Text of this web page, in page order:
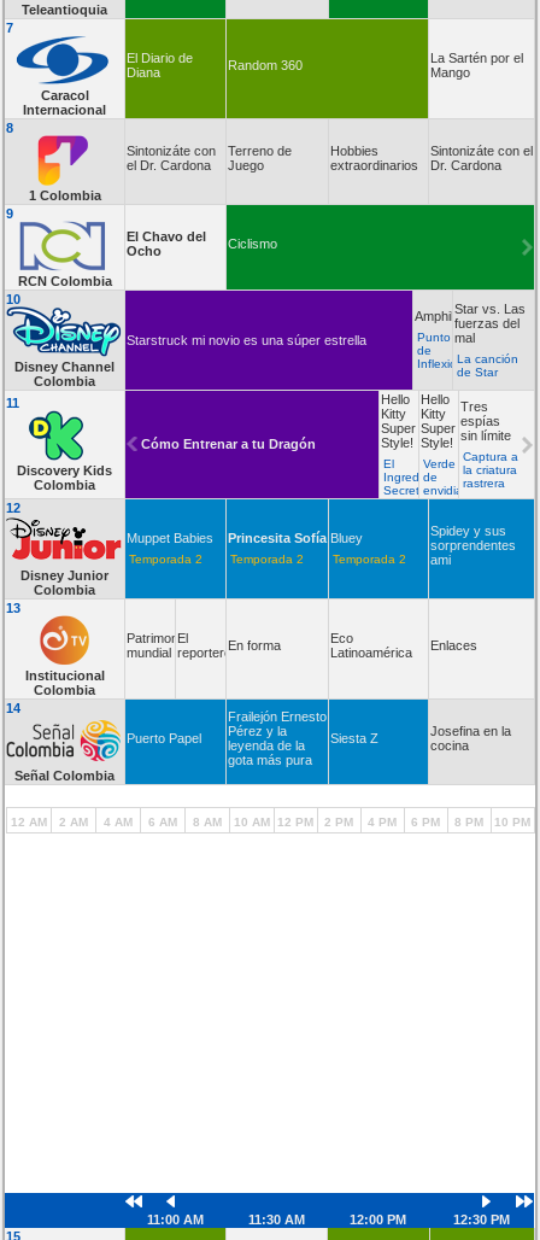
Teleantioquia
7
Caracol
Internacional
El Diario de
Diana
Random 360
La Sartén por el
Mango
8
1 Colombia
Sintonizáte con
el Dr. Cardona
Terreno de
Juego
Hobbies
extraordinarios
Sintonizáte con el
Dr. Cardona
9
RCN Colombia
El Chavo del
Ocho
Ciclismo
10
Disney Channel
Colombia
Starstruck mi novio es una súper estrella
Amphibia
Punto
de
Inflexión
Star vs. Las
fuerzas del
mal
La canción
de Star
11
Discovery Kids
Colombia
Cómo Entrenar a tu Dragón
Hello
Kitty
Super
Style!
El
Ingrediente
Secreto
Hello
Kitty
Super
Style!
Verde
de
envidia
Tres
espías
sin límite
Captura a
la criatura
rastrera
12
Disney Junior
Colombia
Muppet Babies
Temporada 2
Princesita Sofía
Temporada 2
Bluey
Temporada 2
Spidey y sus
sorprendentes
ami
13
Institucional
Colombia
Patrimonio
mundial
El
reporteroEn forma
Eco
Latinoamérica
Enlaces
14
Señal Colombia
Puerto Papel
Frailejón Ernesto
Pérez y la
leyenda de la
gota más pura
Siesta Z
Josefina en la
cocina
12 AM 2 AM 4 AM 6 AM 8 AM 10 AM 12 PM 2 PM 4 PM 6 PM 8 PM 10 PM
11:00 AM 11:30 AM 12:00 PM
12:30 PM
15